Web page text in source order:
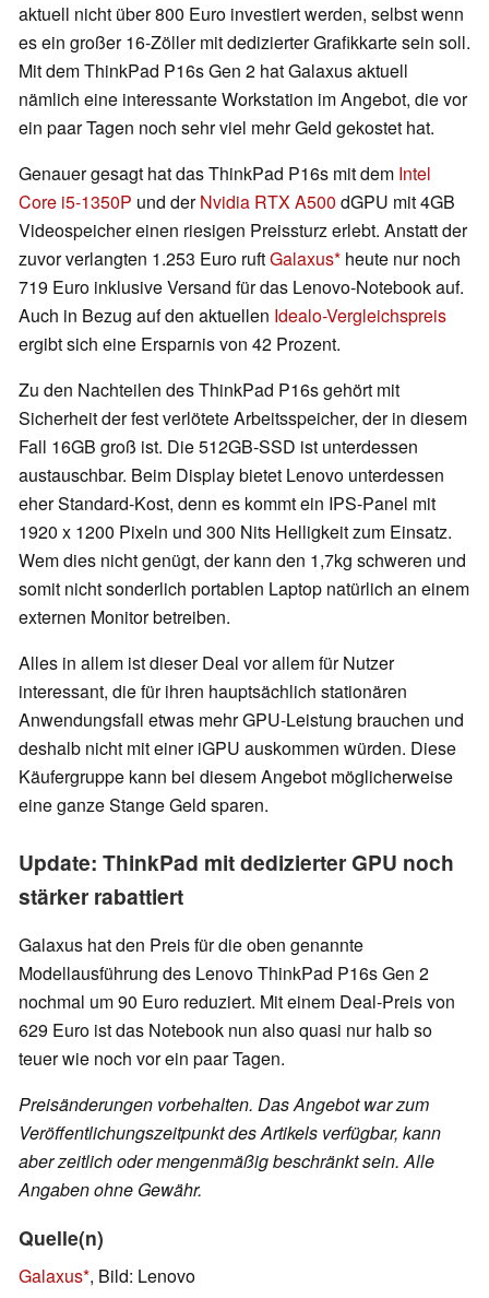
aktuell nicht über 800 Euro investiert werden, selbst wenn
es ein großer 16-Zöller mit dedizierter Grafikkarte sein soll.
Mit dem ThinkPad P16s Gen 2 hat Galaxus aktuell
nämlich eine interessante Workstation im Angebot, die vor
ein paar Tagen noch sehr viel mehr Geld gekostet hat.
Genauer gesagt hat das ThinkPad P16s mit dem Intel
Core i5-1350P und derNvidia RTX A500 dGPU mit 4GB
Videospeicher einen riesigen Preissturz erlebt. Anstatt der
zuvor verlangten 1.253 Euro ruftGalaxus heute nur noch
719 Euro inklusive Versand für das Lenovo-Notebook auf.
Auch in Bezug auf den aktuellen Idealo-Vergleichspreis
ergibt sich eine Ersparnis von 42 Prozent.
Zu den Nachteilen des ThinkPad P16s gehört mit
Sicherheit der fest verlötete Arbeitsspeicher, der in diesem
Fall 16GB groß ist. Die 512GB-SSD ist unterdessen
austauschbar. Beim Display bietet Lenovo unterdessen
eher Standard-Kost, denn es kommt ein IPS-Panel mit
1920 x 1200 Pixeln und 300 Nits Helligkeit zum Einsatz.
Wem dies nicht genügt, der kann den 1,7kg schweren und
somit nicht sonderlich portablen Laptop natürlich an einem
externen Monitor betreiben.
Alles in allem ist dieser Deal vor allem für Nutzer
interessant, die für ihren hauptsächlich stationären
Anwendungsfall etwas mehr GPU-Leistung brauchen und
deshalb nicht mit einer iGPU auskommen würden. Diese
Käufergruppe kann bei diesem Angebot möglicherweise
eine ganze Stange Geld sparen.
Update: ThinkPad mit dedizierter GPU noch
stärker rabattiert
Galaxus hat den Preis für die oben genannte
Modellausführung des Lenovo ThinkPad P16s Gen 2
nochmal um 90 Euro reduziert. Mit einem Deal-Preis von
629 Euro ist das Notebook nun also quasi nur halb so
teuer wie noch vor ein paar Tagen.
Preisänderungen vorbehalten. Das Angebot war zum
Veröffentlichungszeitpunkt des Artikels verfügbar, kann
aber zeitlich oder mengenmäßig beschränkt sein. Alle
Angaben ohne Gewähr.
Quelle(n)
Galaxus , Bild: Lenovo